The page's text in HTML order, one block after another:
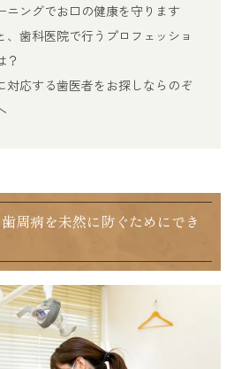
ニングでお口の健康を守ります
、歯科医院で行うプロフェッショ
？
対応する歯医者をお探しならのぞ
周病を未然に防ぐためにでき